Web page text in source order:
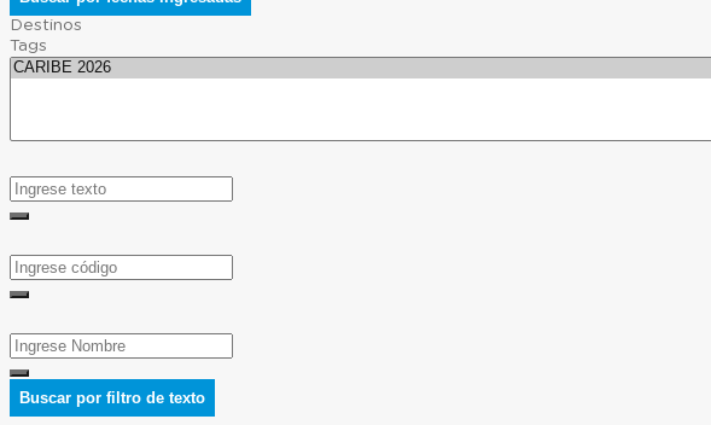
Destinos
Tags
Buscar por filtro de texto